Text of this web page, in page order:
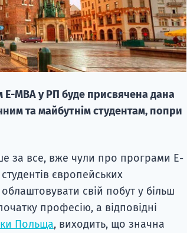
MBA у РП буде присвячена дана
та майбутнім студентам, попри
за все, вже чули про програми E-
європейських
облаштовувати свій побут у більш
професію, а відповідні
Польща, виходить, що значна